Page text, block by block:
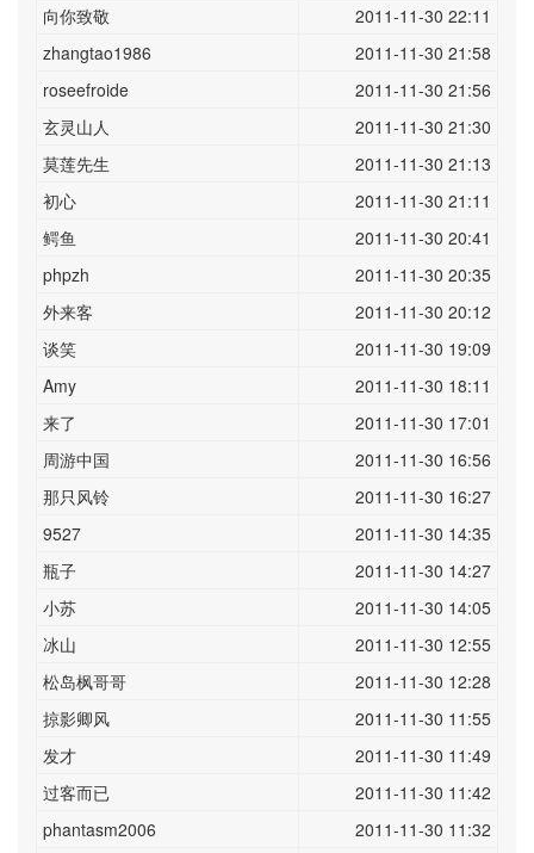
向你致敬
2011-11-30 22:11
zhangtao1986
2011-11-30 21:58
roseefroide
2011-11-30 21:56
玄灵山人
2011-11-30 21:30
莫莲先生
2011-11-30 21:13
初心
2011-11-30 21:11
鳄鱼
2011-11-30 20:41
phpzh
2011-11-30 20:35
外来客
2011-11-30 20:12
谈笑
2011-11-30 19:09
Amy
2011-11-30 18:11
来了
2011-11-30 17:01
周游中国
2011-11-30 16:56
那只风铃
2011-11-30 16:27
9527
2011-11-30 14:35
瓶子
2011-11-30 14:27
小苏
2011-11-30 14:05
冰山
2011-11-30 12:55
松岛枫哥哥
2011-11-30 12:28
掠影卿风
2011-11-30 11:55
发才
2011-11-30 11:49
过客而已
2011-11-30 11:42
phantasm2006
2011-11-30 11:32